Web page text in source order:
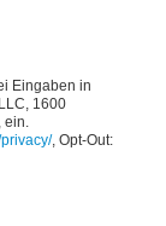
Eingaben in
1600
, Opt-Out: